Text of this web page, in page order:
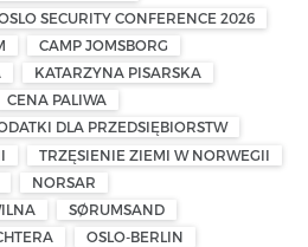
SECURITY CONFERENCE 2026
CAMP JOMSBORG
KATARZYNA PISARSKA
CENA PALIWA
DLA PRZEDSIĘBIORSTW
TRZĘSIENIE ZIEMI W NORWEGII
NORSAR
SØRUMSAND
OSLO-BERLIN